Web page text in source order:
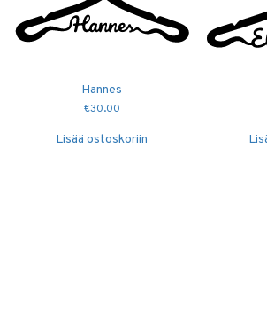
Hannes
€30.00
Lisää ostoskoriin